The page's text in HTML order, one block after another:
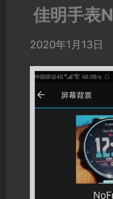
佳明手表
2020年1月13日